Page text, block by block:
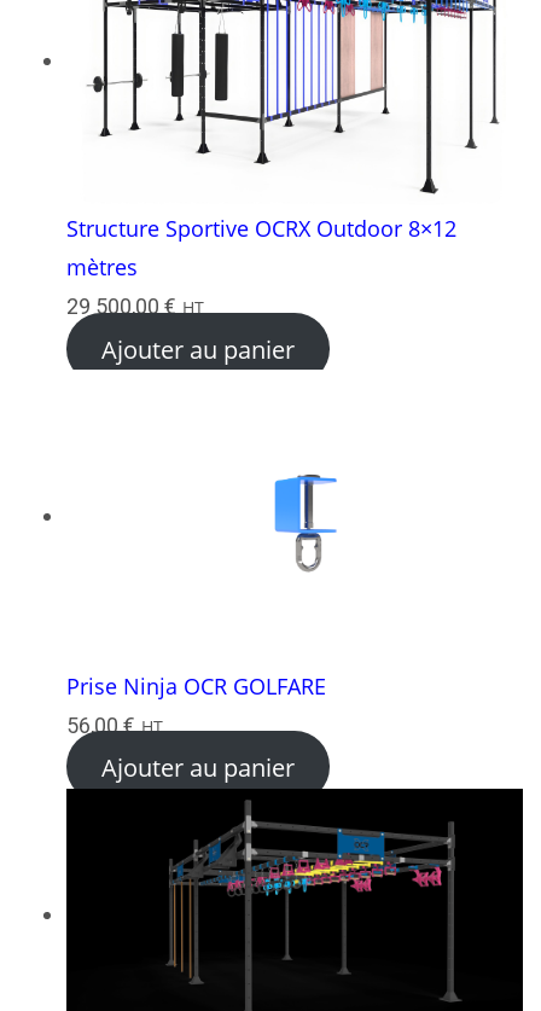
Structure Sportive OCRX Outdoor 8×12
mètres
29 500,00€ HT
Ajouter au panier
Prise Ninja OCR GOLFARE
56,00€ HT
Ajouter au panier